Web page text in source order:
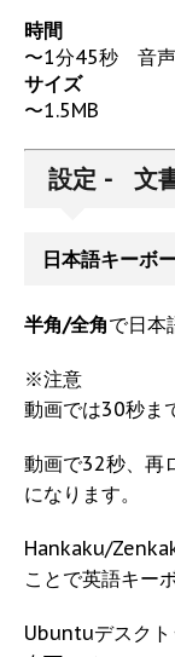
時間
〜1分45秒 音
サイズ
〜1.5MB
設定 - 文
日本語キーボ
半角/全角で日本
※注意
動画では30秒ま
動画で32秒、再
になります。
Hankaku/
ことで英語キー
Ubuntuデスクト